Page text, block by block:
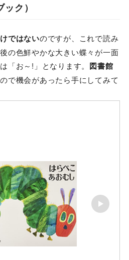
ク）
ではないのですが、これで読み
の色鮮やかな大きい蝶々が一面
「お～!」となります。 図書館
で機会があったら手にしてみて